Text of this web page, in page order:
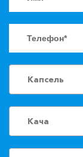
Капсель
Кача